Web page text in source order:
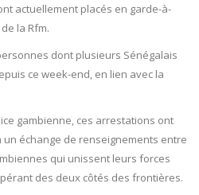
actuellement placés en garde-à-
la Rfm.
dont plusieurs Sénégalais
ce week-end, en lien avec la
gambienne, ces arrestations ont
échange de renseignements entre
qui unissent leurs forces
des deux côtés des frontières.